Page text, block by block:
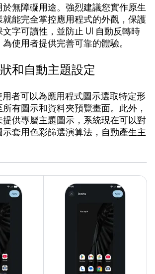
無障礙用途。強烈建議您實作原生
能完全掌控應用程式的外觀，保護
字可讀性，並防止 UI 自動反轉時
使用者提供完善可靠的體驗。
和自動主題設定
用者可以為應用程式圖示選取特定形
有圖示和資料夾預覽畫面。此外，
供專屬主題圖示，系統現在可以對
套用色彩篩選演算法，自動產生主